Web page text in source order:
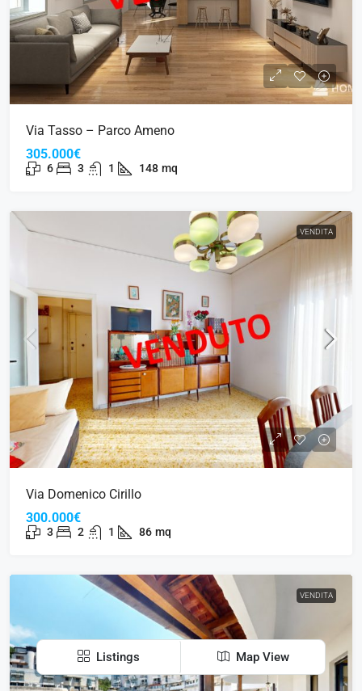
Via Tasso – Parco Ameno
305.000€
6 3 1 148 mq
VENDITA
Via Domenico Cirillo
300.000€
3 2 1 86 mq
VENDITA
Listings Map View